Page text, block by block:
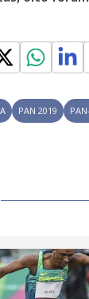
PAN 2019